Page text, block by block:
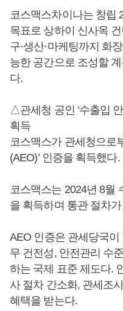
코스맥스차이나는 창립
목표로 상하이 신사옥
구·생산·마케팅까지 화
능한 공간으로 조성할
다.
△관세청 공인 ‘수출입
획득
코스맥스가 관세청으로
(AEO)’ 인증을 획득했다.
코스맥스는 2024년 8월
을 획득하며 통관 절차
AEO 인증은 관세당국이
무 건전성, 안전관리 수
하는 국제 표준 제도다.
사 절차 간소화, 관세조
혜택을 받는다.